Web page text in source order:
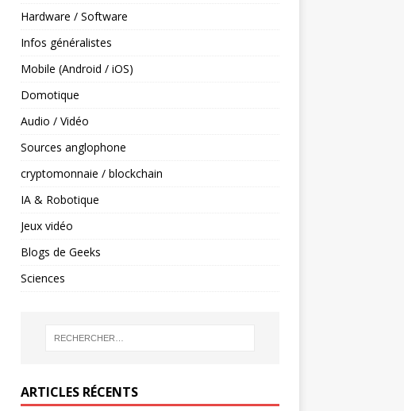
Hardware / Software
Infos généralistes
Mobile (Android / iOS)
Domotique
Audio / Vidéo
Sources anglophone
cryptomonnaie / blockchain
IA & Robotique
Jeux vidéo
Blogs de Geeks
Sciences
ARTICLES RÉCENTS